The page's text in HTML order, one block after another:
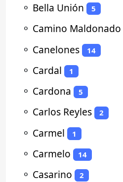
⚬ Bella Unión 5
⚬ Camino Maldonado
⚬ Canelones 14
⚬ Cardal 1
⚬ Cardona 5
⚬ Carlos Reyles 2
⚬ Carmel 1
⚬ Carmelo 14
⚬ Casarino 2